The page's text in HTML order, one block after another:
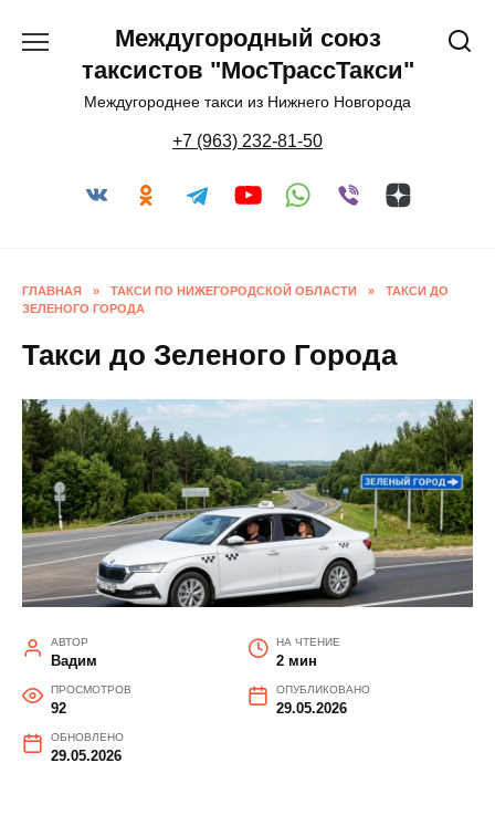
содержанию
Междугородный союз
таксистов "МосТрассТакси"
Междугороднее такси из Нижнего Новгорода
+7 (963) 232-81-50
ГЛАВНАЯ » ТАКСИ ПО НИЖЕГОРОДСКОЙ ОБЛАСТИ »
ТАКСИ ДО
ЗЕЛЕНОГО ГОРОДА
Такси до Зеленого Города
АВТОР
Вадим
НА ЧТЕНИЕ
2 мин
ПРОСМОТРОВ
92
ОПУБЛИКОВАНО
29.05.2026
ОБНОВЛЕНО
29.05.2026